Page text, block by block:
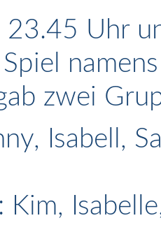
23.45 Uhr
Spiel
zwei
Isabell,
Kim,